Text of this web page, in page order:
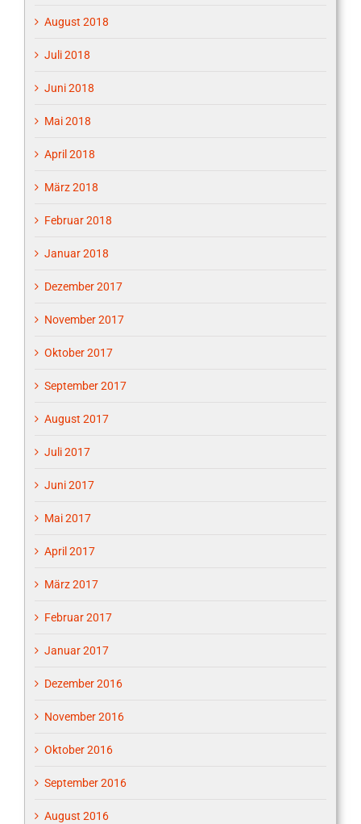
August 2018
Juli 2018
Juni 2018
Mai 2018
April 2018
März 2018
Februar 2018
Januar 2018
Dezember 2017
November 2017
Oktober 2017
September 2017
August 2017
Juli 2017
Juni 2017
Mai 2017
April 2017
März 2017
Februar 2017
Januar 2017
Dezember 2016
November 2016
Oktober 2016
September 2016
August 2016